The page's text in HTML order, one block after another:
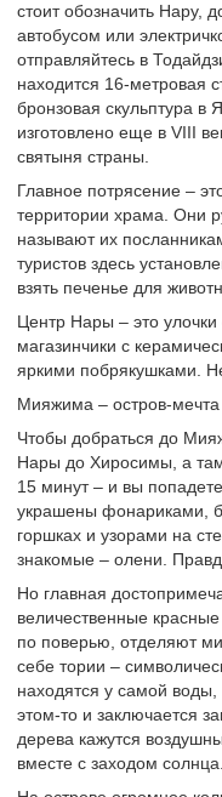
стоит обозначить Нару,
автобусом или
отправляйтесь в
находится 16-метровая
бронзовая скульптура
изготовлено еще в VIII
святыня страны.
Главное потрясение –
территории храма. Они
называют их
туристов здесь
взять печенье для
Центр Нары – это
магазинчики с
яркими побрякушками.
Мияжима – остров-мечта
Чтобы добраться до
Нары до Хиросимы, а
15 минут – и вы
украшены фонариками,
горшках и узорами на
знакомые – олени.
Но главная
величественные
по поверью, отделяют
себе тории –
находятся у самой
этом-то и заключается
дерева кажутся
вместе с заходом солнца.